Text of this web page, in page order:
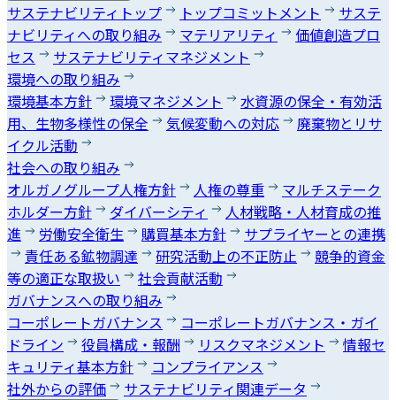
サステナビリティトップ トップコミットメント
サステ
ナビリティへの取り組み
マテリアリティ
価値創造プロ
セス
サステナビリティマネジメント
環境への取り組み
環境基本方針
環境マネジメント
水資源の保全・有効活
用、生物多様性の保全
気候変動への対応
廃棄物とリサ
イクル活動
社会への取り組み
オルガノグループ人権方針
人権の尊重
マルチステーク
ホルダー方針
ダイバーシティ
人材戦略・人材育成の推
進
労働安全衛生 購買基本方針
サプライヤーとの連携
責任ある鉱物調達
研究活動上の不正防止
競争的資金
等の適正な取扱い
社会貢献活動
ガバナンスへの取り組み
コーポレートガバナンス
コーポレートガバナンス・ガイ
ドライン
役員構成・報酬 リスクマネジメント
情報セ
キュリティ基本方針
コンプライアンス
社外からの評価
サステナビリティ関連データ